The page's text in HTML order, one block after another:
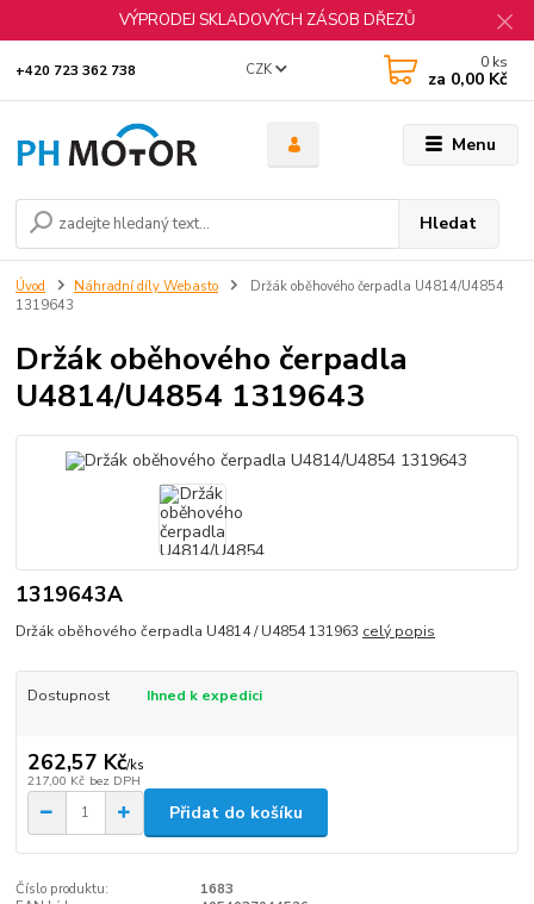
VÝPRODEJ SKLADOVÝCH ZÁSOB DŘEZŮ
Menu
CZK
Hledat
+420 723 362 738 0 ks
za 0,00 Kč
Úvod Náhradní díly Webasto
Držák oběhového čerpadla U4814/U4854
1319643
Držák oběhového čerpadla
U4814/U4854 1319643
1319643A
Držák oběhového čerpadla U4814 / U4854 131963 celý popis
Dostupnost Ihned k expedici
262,57 Kč/ks
217,00 Kč bez DPH
Přidat do košíku
Číslo produktu:
1683